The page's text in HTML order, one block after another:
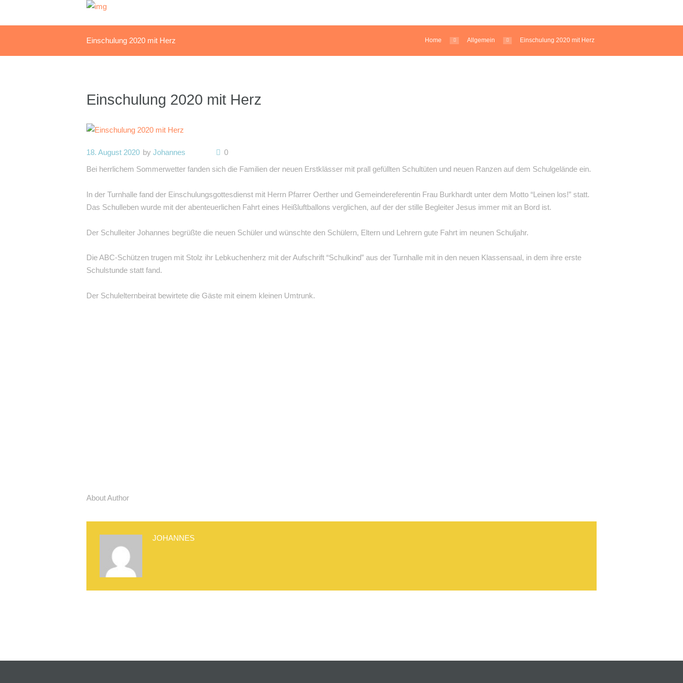
Einschulung 2020 mit Herz Home Allgemein Einschulung 2020 mit Herz
Einschulung 2020 mit Herz
18. August 2020 by Johannes
0
Bei herrlichem Sommerwetter fanden sich die Familien der neuen Erstklässer mit prall gefüllten Schultüten und neuen Ranzen auf dem Schulgelände ein.
In der Turnhalle fand der Einschulungsgottesdienst mit Herrn Pfarrer Oerther und Gemeindereferentin Frau Burkhardt unter dem Motto “Leinen los!” statt.
Das Schulleben wurde mit der abenteuerlichen Fahrt eines Heißluftballons verglichen, auf der der stille Begleiter Jesus immer mit an Bord ist.
Der Schulleiter Johannes begrüßte die neuen Schüler und wünschte den Schülern, Eltern und Lehrern gute Fahrt im neunen Schuljahr.
Die ABC-Schützen trugen mit Stolz ihr Lebkuchenherz mit der Aufschrift “Schulkind” aus der Turnhalle mit in den neuen Klassensaal, in dem ihre erste
Schulstunde statt fand.
Der Schulelternbeirat bewirtete die Gäste mit einem kleinen Umtrunk.
About Author
JOHANNES